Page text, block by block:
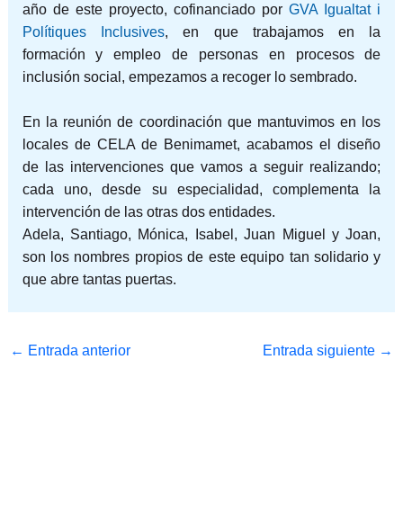
año de este proyecto, cofinanciado porGVA Igualtat i
Polítiques Inclusives, en que trabajamos en la
formación y empleo de personas en procesos de
inclusión social, empezamos a recoger lo sembrado.
En la reunión de coordinación que mantuvimos en los
locales de CELA de Benimamet, acabamos el diseño
de las intervenciones que vamos a seguir realizando;
cada uno, desde su especialidad, complementa la
intervención de las otras dos entidades.
Adela, Santiago, Mónica, Isabel, Juan Miguel y Joan,
son los nombres propios de este equipo tan solidario y
que abre tantas puertas.
← Entrada anterior Entrada siguiente →